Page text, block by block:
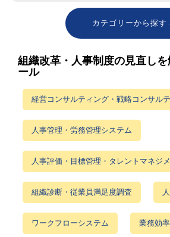
カテゴリーから探す
組織改革・人事制度の見直し
ール
経営コンサルティング・戦略コンサル
人事管理・労務管理システム
人事評価・目標管理・タレントマネジ
組織診断・従業員満足度調査
ワークフローシステム 業務効